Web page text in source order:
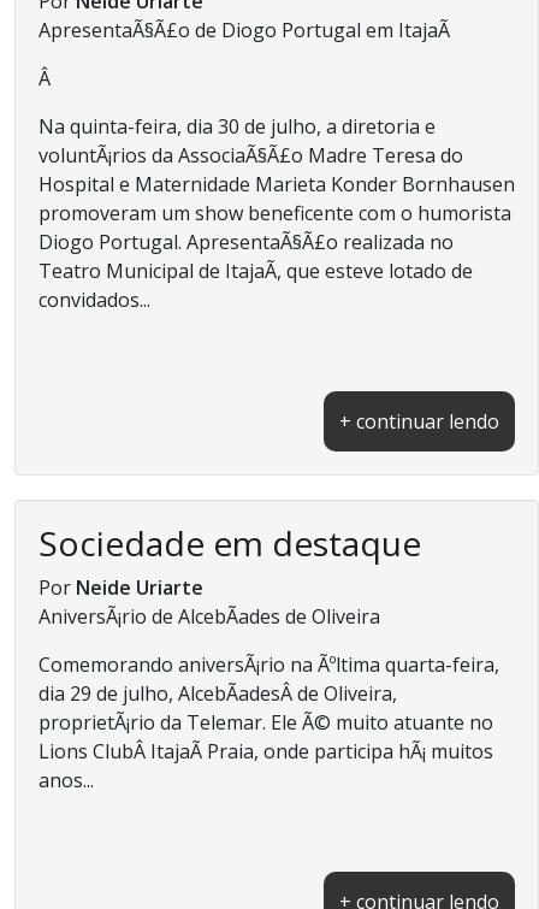
ApresentaÃ§Ã£o de Diogo Portugal em ItajaÃ­
Â
Na quinta-feira, dia 30 de julho, a diretoria e
voluntÃ¡rios da AssociaÃ§Ã£o Madre Teresa do
Hospital e Maternidade Marieta Konder Bornhausen
promoveram um show beneficente com o humorista
Diogo Portugal. ApresentaÃ§Ã£o realizada no
Teatro Municipal de ItajaÃ­, que esteve lotado de
convidados...
+ continuar lendo
Sociedade em destaque
Por Neide Uriarte
AniversÃ¡rio de AlcebÃ­ades de Oliveira
Comemorando aniversÃ¡rio na Ãºltima quarta-feira,
dia 29 de julho, AlcebÃ­adesÂ de Oliveira,
proprietÃ¡rio da Telemar. Ele Ã© muito atuante no
Lions ClubÂ ItajaÃ­ Praia, onde participa hÃ¡ muitos
anos...
+ continuar lendo